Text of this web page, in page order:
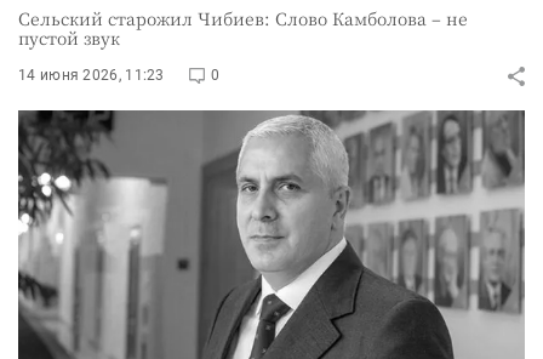
Сельский старожил Чибиев: Слово Камболова – не
пустой звук
14 июня 2026, 11:23 0